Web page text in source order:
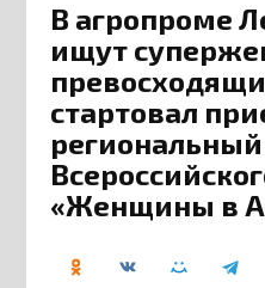
В агропроме
ищут
стартовал
региональный
«Женщины в